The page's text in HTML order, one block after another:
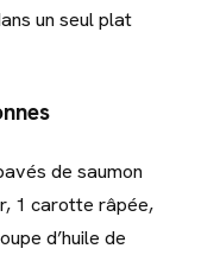
un seul plat
de saumon
1 carotte râpée,
d’huile de